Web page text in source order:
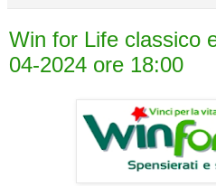
Win for Life classico
04-2024 ore 18:00